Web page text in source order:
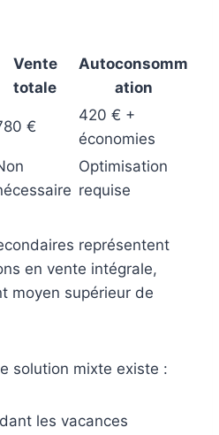
Vente
totale
Autoconsomm
ation
€
420 € +
économies
Optimisation
requise
représentent
en vente intégrale,
moyen supérieur de
solution mixte existe :
les vacances